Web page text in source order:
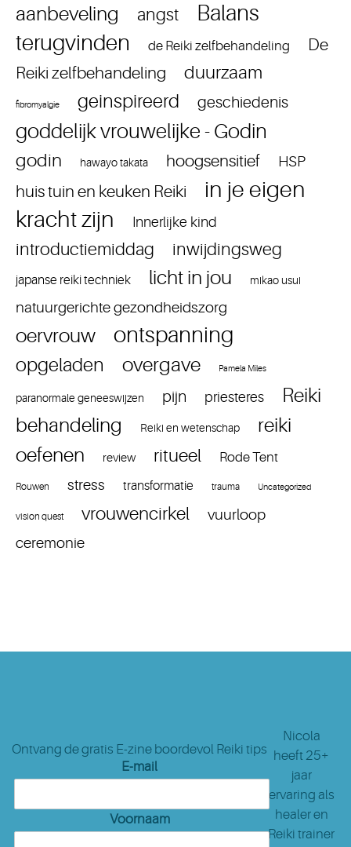
aanbeveling angst
Balans
terugvinden
de Reiki zelfbehandeling
De
Reiki zelfbehandeling
duurzaam
fibromyalgie geinspireerd geschiedenis
goddelijk vrouwelijke - Godin
godin hawayo takata hoogsensitief HSP
huis tuin en keuken Reiki
in je eigen
kracht zijn
Innerlijke kind
introductiemiddag inwijdingsweg
japanse reiki techniek licht in jou mikao usui
natuurgerichte gezondheidszorg
oervrouw ontspanning
opgeladen overgave Pamela Miles
paranormale geneeswijzen pijn priesteres
Reiki
behandeling
Reiki en wetenschap
reiki
oefenen
review ritueel Rode Tent
Rouwen stress transformatie trauma Uncategorized
vision quest vrouwencirkel
vuurloop
ceremonie
Ontvang de gratis E-zine boordevol Reiki tips
E-mail
Voornaam
Nicola
heeft 25+
jaar
ervaring als
healer en
Reiki trainer